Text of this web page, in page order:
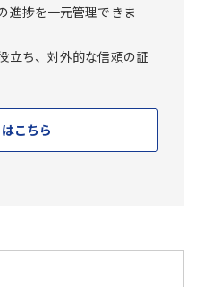
進捗を一元管理できま
立ち、対外的な信頼の証
こちら